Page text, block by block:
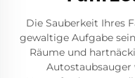
Die Sauberkeit Ihres
gewaltige Aufgabe
Räume und